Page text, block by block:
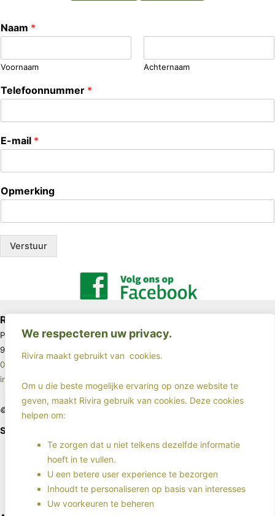
We respecteren uw privacy.
Rivira maakt gebruikt van cookies.
Om u die beste mogelijke ervaring op onze website te
geven, maakt Rivira gebruik van cookies. Deze cookies
helpen om:
Te zorgen dat u niet telkens dezelfde informatie
hoeft in te vullen.
U een betere user experience te bezorgen
Inhoudt te personaliseren op basis van interesses
Uw voorkeuren te beheren
Naam *
Voornaam Achternaam
Telefoonnummer *
E-mail *
Opmerking
Verstuur
Rivira
Postbus 67
9640 AB Veendam
085 - 4017963
info@rivira.nl
©2025 - Rivira - All rights reserved
Sociale media
Klachten
Schade melden